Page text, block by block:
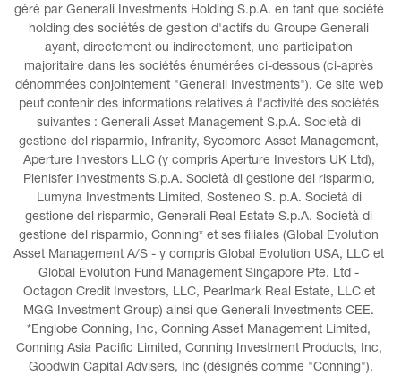
géré par Generali Investments Holding S.p.A. en tant que société
holding des sociétés de gestion d'actifs du Groupe Generali
ayant, directement ou indirectement, une participation
majoritaire dans les sociétés énumérées ci-dessous (ci-après
dénommées conjointement "Generali Investments"). Ce site web
peut contenir des informations relatives à l'activité des sociétés
suivantes : Generali Asset Management S.p.A. Società di
gestione del risparmio, Infranity, Sycomore Asset Management,
Aperture Investors LLC (y compris Aperture Investors UK Ltd),
Plenisfer Investments S.p.A. Società di gestione del risparmio,
Lumyna Investments Limited, Sosteneo S. p.A. Società di
gestione del risparmio, Generali Real Estate S.p.A. Società di
gestione del risparmio, Conning* et ses filiales (Global Evolution
Asset Management A/S - y compris Global Evolution USA, LLC et
Global Evolution Fund Management Singapore Pte. Ltd -
Octagon Credit Investors, LLC, Pearlmark Real Estate, LLC et
MGG Investment Group) ainsi que Generali Investments CEE.
*Englobe Conning, Inc, Conning Asset Management Limited,
Conning Asia Pacific Limited, Conning Investment Products, Inc,
Goodwin Capital Advisers, Inc (désignés comme "Conning").